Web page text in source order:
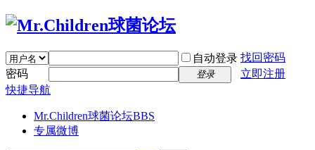
自动登录 找回密码
密码
登录
立即注册
快捷导航
Mr.Children球菌论坛BBS
专属微博